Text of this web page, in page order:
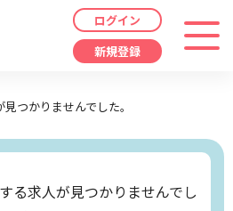
し
見た求人
ログイン
新規登録
つかりませんでした。
る求人が見つかりませんでし